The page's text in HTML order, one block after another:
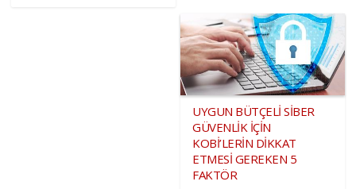
UYGUN BÜTÇELİ SİBER
GÜVENLİK İÇİN
KOBİ’LERİN DİKKAT
ETMESİ GEREKEN 5
FAKTÖR